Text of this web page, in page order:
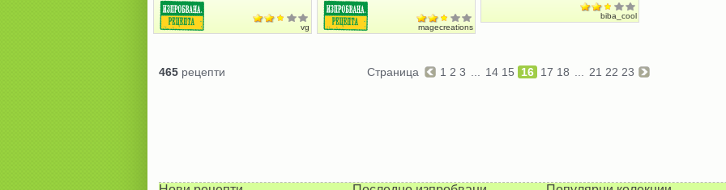
vg magecreations
biba_cool
465 рецепти Страница 1 2 3 14 15 16 17 18 21 22 23